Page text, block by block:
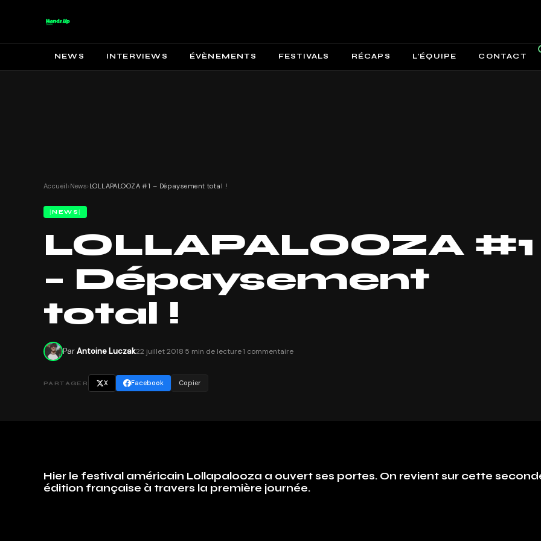
NEWS INTERVIEWS ÉVÈNEMENTS FESTIVALS RÉCAPS L’ÉQUIPE CONTACT
Accueil› News› LOLLAPALOOZA #1 – Dépaysement total !
NEWS
LOLLAPALOOZA #1
– Dépaysement
total !
ParAntoine Luczak22 juillet 2018 5 min de lecture1 commentaire
PARTAGER X Facebook Copier
Hier le festival américain Lollapalooza a ouvert ses portes. On revient sur cette
édition française à travers la première journée.